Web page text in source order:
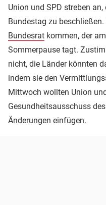
Union und SPD streben
Bundestag zu
Bundesrat kommen, der
Sommerpause tagt.
nicht, die Länder könnten
indem sie den
Mittwoch wollten Union
Gesundheitsausschuss
Änderungen einfügen.